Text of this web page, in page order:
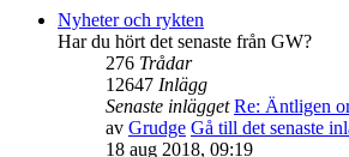
Nyheter och rykten
Har du hört det senaste från GW?
276 Trådar
12647 Inlägg
Senaste inlägget Re: Äntligen
av Grudge Gå till det senaste
18 aug 2018, 09:19